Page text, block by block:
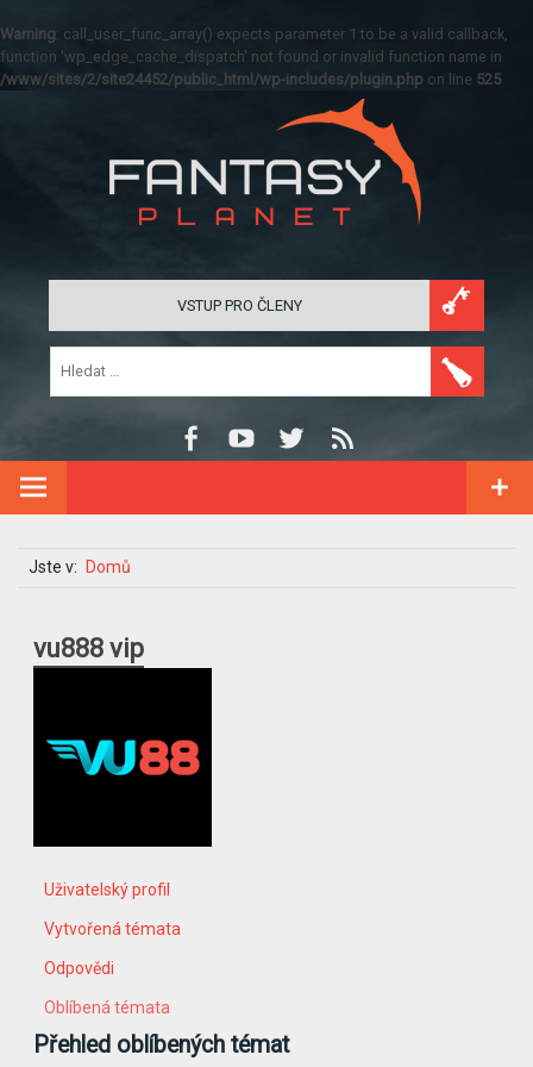
Warning: call_user_func_array() expects parameter 1 to be a valid callback,
function 'wp_edge_cache_dispatch' not found or invalid function name in
/www/sites/2/site24452/public_html/wp-includes/plugin.php on line 525
VSTUP PRO ČLENY
Jste v: Domů
vu888 vip
Uživatelský profil
Vytvořená témata
Odpovědi
Oblíbená témata
Přehled oblíbených témat